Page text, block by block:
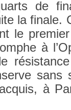
de
la fin­ale.
le
à
sans
à